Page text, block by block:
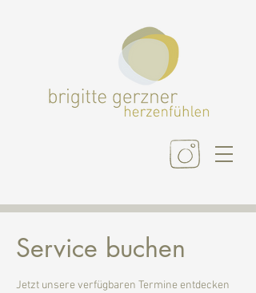
Service buchen
Jetzt unsere verfügbaren Termine entdecken